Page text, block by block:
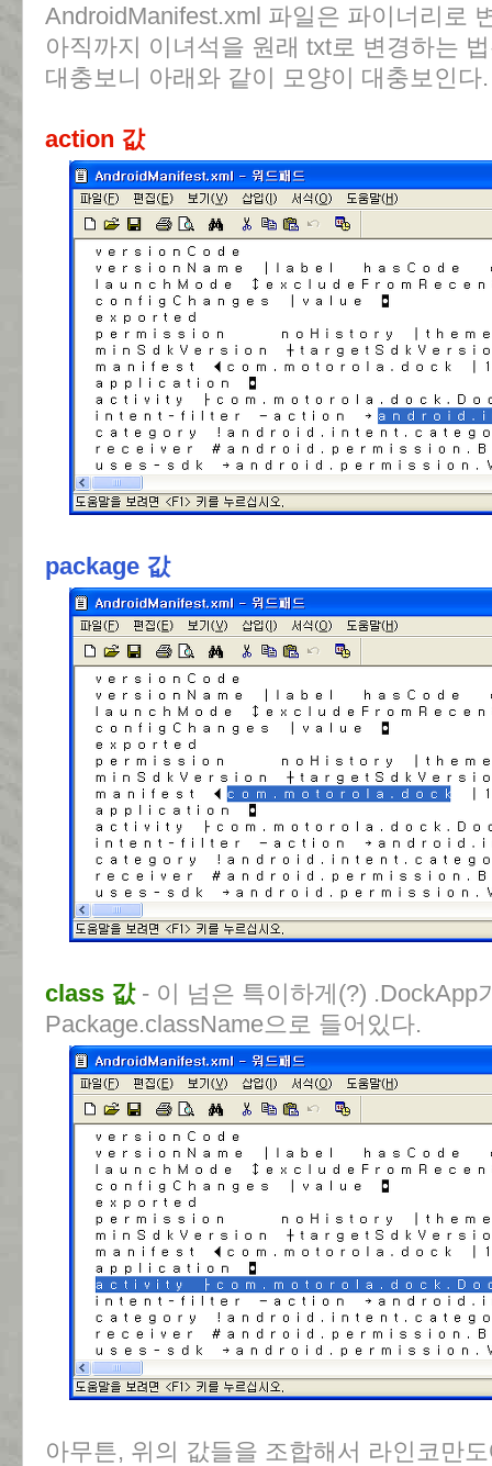
AndroidManifest.xml 파일은 파이너리로
아직까지 이녀석을 원래 txt로 변경하는
대충보니 아래와 같이 모양이 대충보인다.
action 값
package 값
class 값- 이 넘은 특이하게(?) .DockApp
Package.className으로 들어있다.
아무튼, 위의 값들을 조합해서 라인코만